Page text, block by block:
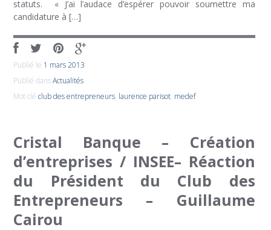
statuts. « J’ai l’audace d’espérer pouvoir soumettre ma
candidature à […]
Publié le 1 mars 2013
Publié dansActualités
Mot cléclub des entrepreneurs, laurence parisot, medef
Cristal Banque – Création
d’entreprises / INSEE– Réaction
du Président du Club des
Entrepreneurs – Guillaume
Cairou